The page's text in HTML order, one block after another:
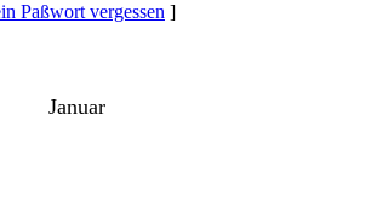
Paßwort vergessen ]
Januar